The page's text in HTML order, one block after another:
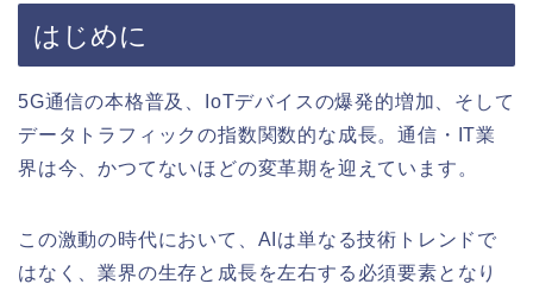
はじめに
5G通信の本格普及、IoTデバイスの爆発的増加、そして
データトラフィックの指数関数的な成長。通信・IT業
界は今、かつてないほどの変革期を迎えています。
この激動の時代において、AIは単なる技術トレンドで
はなく、業界の生存と成長を左右する必須要素となり